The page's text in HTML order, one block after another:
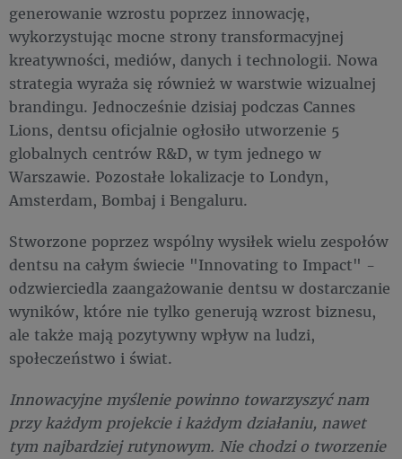
generowanie wzrostu poprzez innowację,
wykorzystując mocne strony transformacyjnej
kreatywności, mediów, danych i technologii. Nowa
strategia wyraża się również w warstwie wizualnej
brandingu. Jednocześnie dzisiaj podczas Cannes
Lions, dentsu oficjalnie ogłosiło utworzenie 5
globalnych centrów R&D, w tym jednego w
Warszawie. Pozostałe lokalizacje to Londyn,
Amsterdam, Bombaj i Bengaluru.
Stworzone poprzez wspólny wysiłek wielu zespołów
dentsu na całym świecie "Innovating to Impact" -
odzwierciedla zaangażowanie dentsu w dostarczanie
wyników, które nie tylko generują wzrost biznesu,
ale także mają pozytywny wpływ na ludzi,
społeczeństwo i świat.
Innowacyjne myślenie powinno towarzyszyć nam
przy każdym projekcie i każdym działaniu, nawet
tym najbardziej rutynowym. Nie chodzi o tworzenie